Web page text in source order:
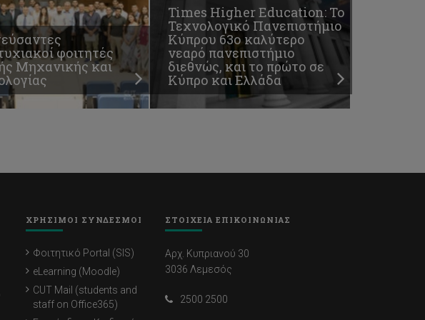
φοιτητές
Μηχανικής και
Times Higher Education: To
Τεχνολογικό Πανεπιστήμιο
Κύπρου 63ο καλύτερο
νεαρό πανεπιστήμιο
διεθνώς, και το πρώτο σε
Κύπρο και Ελλάδα
ΧΡΗΣΙΜΟΙ ΣΥΝΔΕΣΜΟΙ
Φοιτητικό Portal (SIS)
eLearning (Moodle)
CUT Mail (students and
staff on Office365)
ΣΤΟΙΧΕΙΑ ΕΠΙΚΟΙΝΩΝΙΑΣ
Αρχ. Κυπριανού 30
3036 Λεμεσός
2500 2500